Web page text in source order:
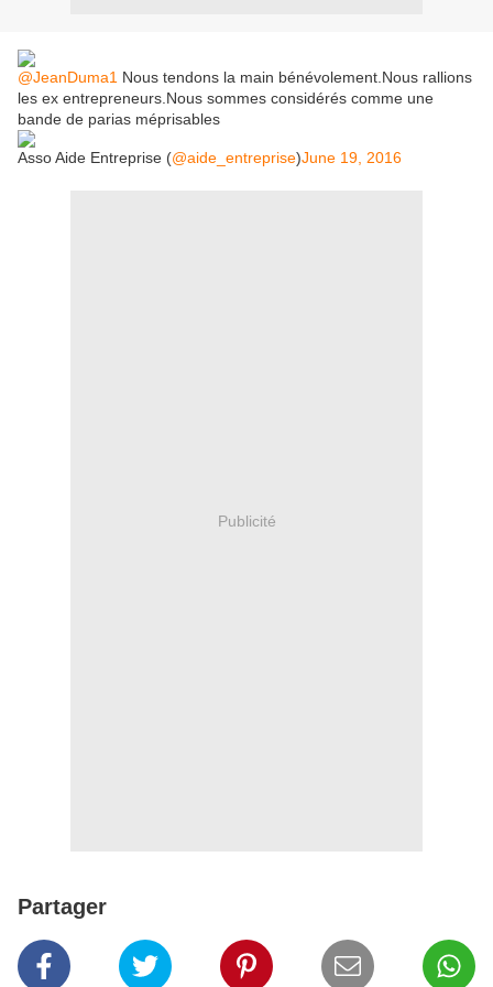
@JeanDuma1 Nous tendons la main bénévolement.Nous rallions
les ex entrepreneurs.Nous sommes considérés comme une
bande de parias méprisables
Asso Aide Entreprise (@aide_entreprise)June 19, 2016
Publicité
Partager